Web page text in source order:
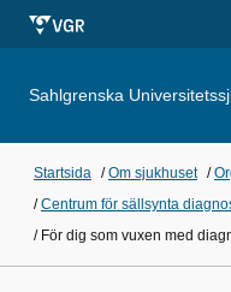
Sahlgrenska
Startsida /Om sjukhuset /
/Centrum för sällsynta
/ För dig som vuxen med